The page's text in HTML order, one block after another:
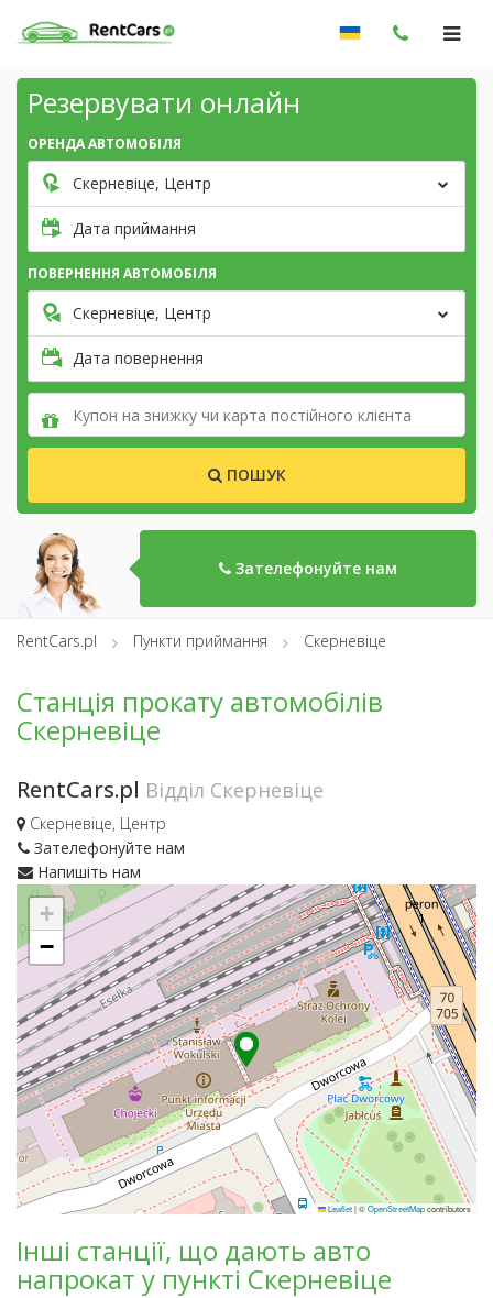
Резервувати онлайн
ОРЕНДА АВТОМОБІЛЯ
Скерневіце, Центр
Дата приймання
ПОВЕРНЕННЯ АВТОМОБІЛЯ
Скерневіце, Центр
Дата повернення
ПОШУК
Зателефонуйте нам
RentCars.pl Пункти приймання Скерневіце
Станція прокату автомобілів
Скерневіце
RentCars.pl Відділ Скерневіце
Скерневіце, Центр
Зателефонуйте нам
Напишіть нам
+
−
Leaflet|©OpenStreetMapcontributors
Інші станції, що дають авто
напрокат у пункті Скерневіце